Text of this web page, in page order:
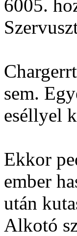
6005.
sem.
eséllyel
Ekkor
ember
után
Alkotó